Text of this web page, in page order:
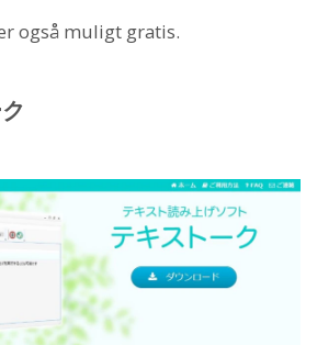
også muligt gratis.